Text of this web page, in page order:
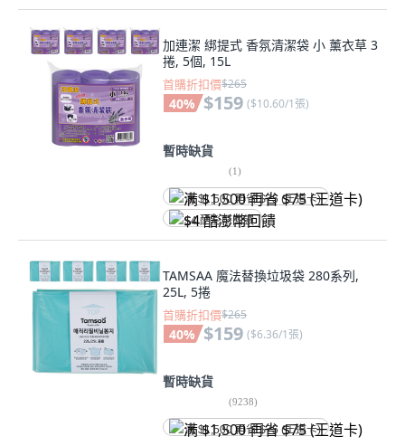
加連潔 綁提式 香氛清潔袋 小 薰衣草 3
捲, 5個, 15L
首購折扣價$265
40% $159 ($10.60/1張)
暫時缺貨
(1)
满 $1,500 再省 $75 (王道卡)
$4 酷澎幣回饋
TAMSAA 魔法替換垃圾袋 280系列,
25L, 5捲
首購折扣價$265
40% $159 ($6.36/1張)
暫時缺貨
(9238)
满 $1,500 再省 $75 (王道卡)